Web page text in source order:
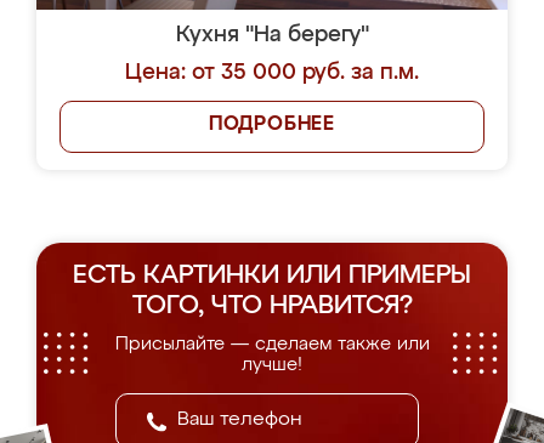
Кухня "На берегу"
Цена: от 35 000 руб. за п.м.
ПОДРОБНЕЕ
ЕСТЬ КАРТИНКИ ИЛИ ПРИМЕРЫ
ТОГО, ЧТО НРАВИТСЯ?
Присылайте — сделаем также или
лучше!